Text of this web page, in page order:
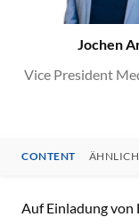
Jochen
Vice President
CONTENT
CONTENT
Auf Einladung von